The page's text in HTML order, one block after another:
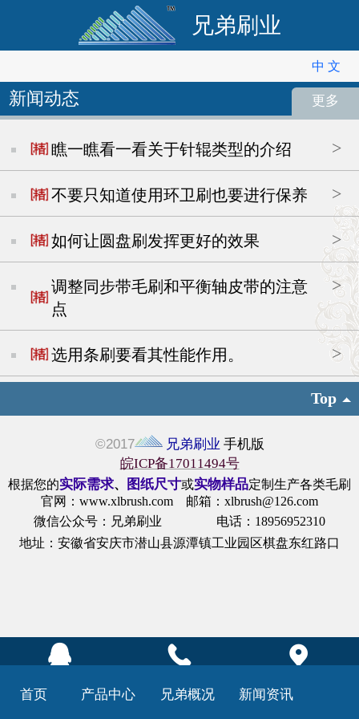
兄弟刷业
中 文
中 文
English
新闻动态 更多
瞧一瞧看一看关于针辊类型的介绍
不要只知道使用环卫刷也要进行保养
如何让圆盘刷发挥更好的效果
调整同步带毛刷和平衡轴皮带的注意
点
选用条刷要看其性能作用。
Top
©2017 兄弟刷业 手机版‍
皖ICP备17011494号
根据您的实际需求、 图纸尺寸或实物样品定制生产各类毛刷
官网：www.xlbrush.com 邮箱：xlbrush@126.com
微信公众号：兄弟刷业 电话：18956952310
地址：安徽省安庆市潜山县源潭镇工业园区棋盘东红路口
首页 产品中心 兄弟概况 新闻资讯